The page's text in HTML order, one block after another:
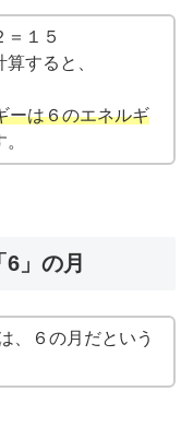
＝１５
すると、
ーは６のエネルギ
」の月
、６の月だという